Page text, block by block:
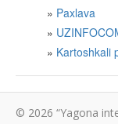
Paxlava
Kartoshkali
© 2026 “Yagona